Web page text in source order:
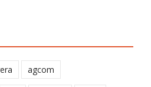
agcom